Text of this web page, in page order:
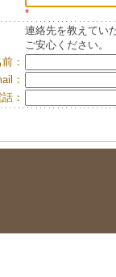
*
連絡先を教えてい
ご安心ください。
：
：
：